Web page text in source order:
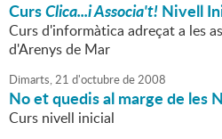
CursClica...i Associa't!Nivell
Curs d'informàtica adreçat a les
d'Arenys de Mar
Dimarts,21 d'octubrede2008
No et quedis al marge de les
Curs nivell inicial